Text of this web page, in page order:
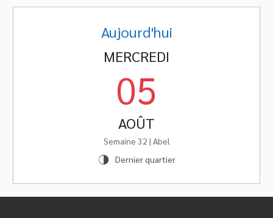
Aujourd'hui
MERCREDI
05
AOÛT
Semaine 32 | Abel
T Dernier quartier